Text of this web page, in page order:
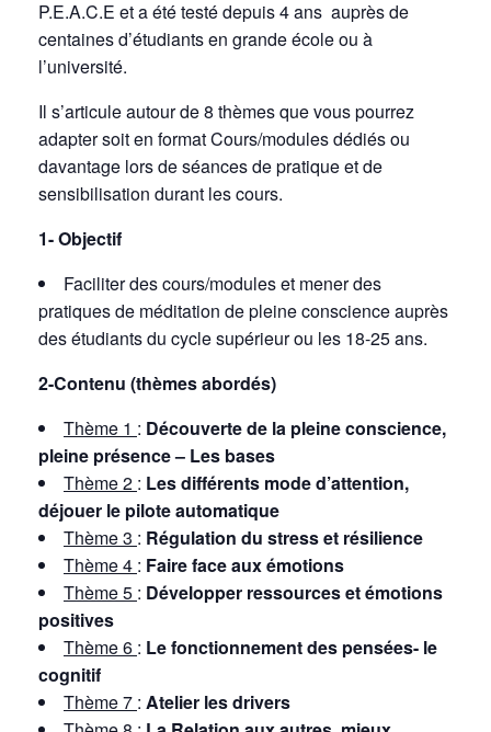
P.E.A.C.E et a été testé depuis 4 ans auprès de
centaines d’étudiants en grande école ou à
l’université.
Il s’articule autour de 8 thèmes que vous pourrez
adapter soit en format Cours/modules dédiés ou
davantage lors de séances de pratique et de
sensibilisation durant les cours.
1- Objectif
Faciliter des cours/modules et mener des
pratiques de méditation de pleine conscience auprès
des étudiants du cycle supérieur ou les 18-25 ans.
2-Contenu (thèmes abordés)
Thème 1 : Découverte de la pleine conscience,
pleine présence – Les bases
Thème 2 : Les différents mode d’attention,
déjouer le pilote automatique
Thème 3 : Régulation du stress et résilience
Thème 4 : Faire face aux émotions
Thème 5 : Développer ressources et émotions
positives
Thème 6 : Le fonctionnement des pensées- le
cognitif
Thème 7 : Atelier les drivers